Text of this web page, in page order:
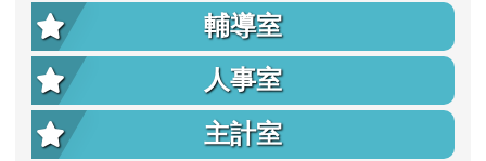
輔導室
人事室
主計室